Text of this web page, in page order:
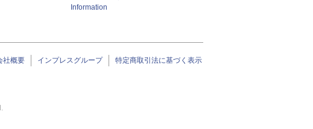
Information
社概要 インプレスグループ 特定商取引法に基づく表示